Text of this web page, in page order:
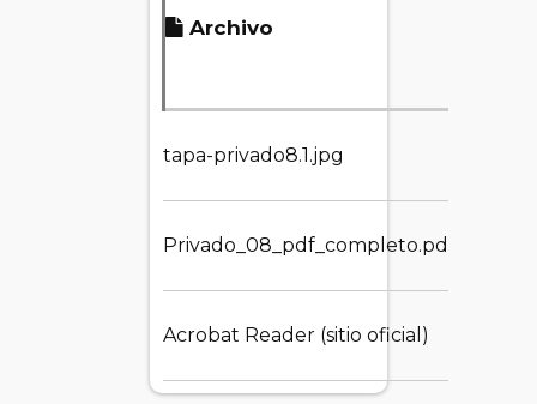
Archivo
tapa-privado8.1.jpg
Privado_08_pdf_completo.pdf
Acrobat Reader (sitio oficial)